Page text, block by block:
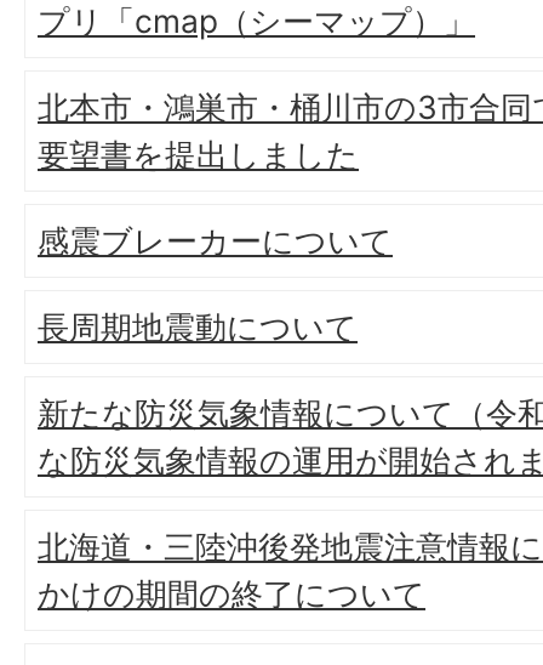
プリ「cmap（シーマップ）」
北本市・鴻巣市・桶川市の3市合
要望書を提出しました
感震ブレーカーについて
長周期地震動について
新たな防災気象情報について（令
な防災気象情報の運用が開始され
北海道・三陸沖後発地震注意情報
かけの期間の終了について